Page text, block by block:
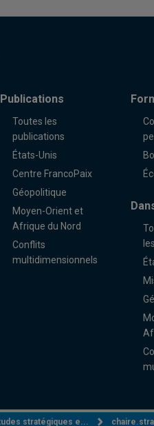
Publications
Toutes les
publications
États-Unis
Centre FrancoPaix
Géopolitique
Moyen-Orient et
Afrique du Nord
Conflits
multidimensionnels
stratégiques e...